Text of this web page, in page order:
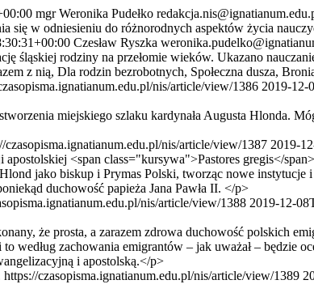
mgr Weronika Pudełko
się w odniesieniu do różnorodnych aspektów życia
Czesław Ryszka
rodziny na przełomie wieków. Ukazano
z nią, Dla rodzin bezrobotnych, Społeczna dusza,
nis/article/view/1386 2019-12-
miejskiego szlaku kardynała Augusta Hlonda.
czasopisma.ignatianum.edu.pl/nis/article/view/1387 2019-
<span class="kursywa">Pastores gregis</
jako biskup i Prymas Polski, tworząc nowe instytucje
duchowość papieża Jana Pawła II. </p>
nis/article/view/1388 2019-12-
że prosta, a zarazem zdrowa duchowość polskich
według zachowania emigrantów – jak uważał – będzie
i apostolską.</p>
https://czasopisma.ignatianum.edu.pl/nis/article/view/1389